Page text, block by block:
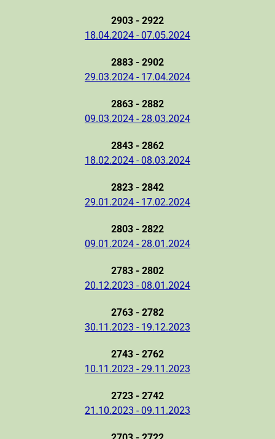
2903 - 2922
18.04.2024 - 07.05.2024
2883 - 2902
29.03.2024 - 17.04.2024
2863 - 2882
09.03.2024 - 28.03.2024
2843 - 2862
18.02.2024 - 08.03.2024
2823 - 2842
29.01.2024 - 17.02.2024
2803 - 2822
09.01.2024 - 28.01.2024
2783 - 2802
20.12.2023 - 08.01.2024
2763 - 2782
30.11.2023 - 19.12.2023
2743 - 2762
10.11.2023 - 29.11.2023
2723 - 2742
21.10.2023 - 09.11.2023